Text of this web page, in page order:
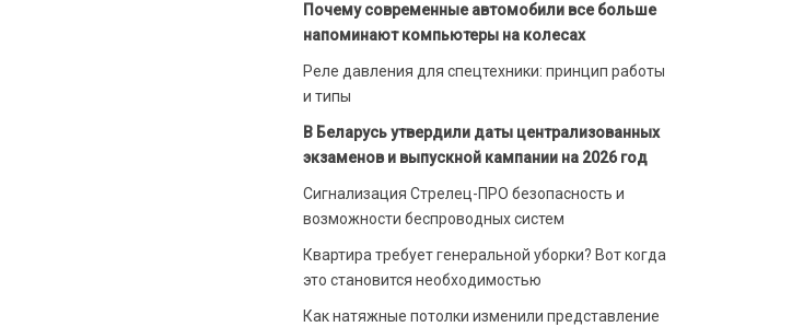
Почему современные автомобили все больше
напоминают компьютеры на колесах
Реле давления для спецтехники: принцип работы
и типы
В Беларусь утвердили даты централизованных
экзаменов и выпускной кампании на 2026 год
Сигнализация Стрелец-ПРО безопасность и
возможности беспроводных систем
Квартира требует генеральной уборки? Вот когда
это становится необходимостью
Как натяжные потолки изменили представление